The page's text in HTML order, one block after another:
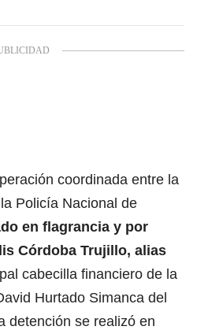
coordinada entre la
Policía Nacional de
en flagrancia y por
Córdoba Trujillo, alias
cabecilla financiero de la
Hurtado Simanca del
detención se realizó en